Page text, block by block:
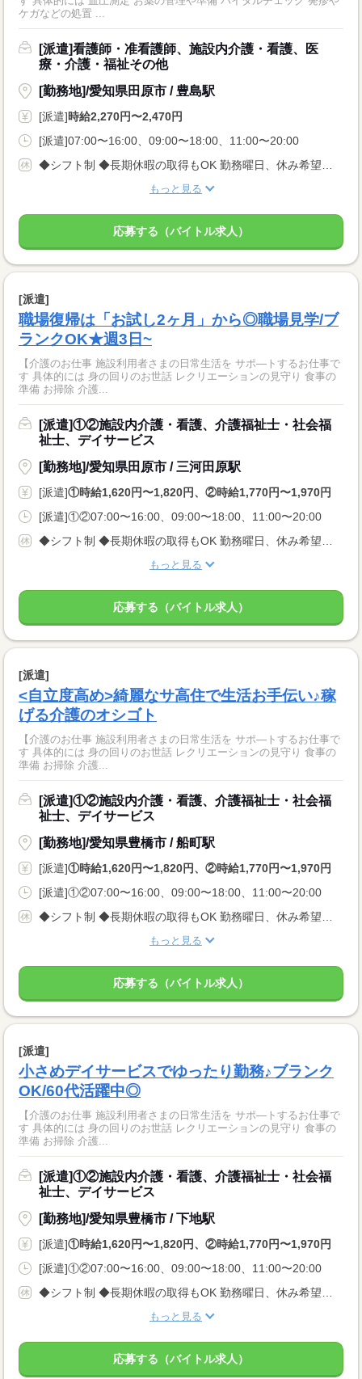
ケガなどの処置 ...
[派遣]看護師・准看護師、施設内介護・看護、医
療・介護・福祉その他
[勤務地]/愛知県田原市 / 豊島駅
[派遣]時給2,270円〜2,470円
[派遣]07:00〜16:00、09:00〜18:00、11:00〜20:00
◆シフト制 ◆長期休暇の取得もOK 勤務曜日、休み希望はお気軽にご相談ください。 やむを得ない急なお休みにも理解のある職場です。
もっと見る
応募する（バイトル求人）
[派遣]
職場復帰は「お試し2ヶ月」から◎職場見学/ブ
ランクOK★週3日~
【介護のお仕事 施設利用者さまの日常生活を サポ—トするお仕事で
す 具体的には 身の回りのお世話 レクリエーションの見守り 食事の
準備 お掃除 介護...
[派遣]①②施設内介護・看護、介護福祉士・社会福
祉士、デイサービス
[勤務地]/愛知県田原市 / 三河田原駅
[派遣]①時給1,620円〜1,820円、②時給1,770円〜1,970円
[派遣]①②07:00〜16:00、09:00〜18:00、11:00〜20:00
◆シフト制 ◆長期休暇の取得もOK 勤務曜日、休み希望はお気軽にご相談ください。 やむを得ない急なお休みにも理解のある職場です。
もっと見る
応募する（バイトル求人）
[派遣]
<自立度高め>綺麗なサ高住で生活お手伝い♪稼
げる介護のオシゴト
【介護のお仕事 施設利用者さまの日常生活を サポ—トするお仕事で
す 具体的には 身の回りのお世話 レクリエーションの見守り 食事の
準備 お掃除 介護...
[派遣]①②施設内介護・看護、介護福祉士・社会福
祉士、デイサービス
[勤務地]/愛知県豊橋市 / 船町駅
[派遣]①時給1,620円〜1,820円、②時給1,770円〜1,970円
[派遣]①②07:00〜16:00、09:00〜18:00、11:00〜20:00
◆シフト制 ◆長期休暇の取得もOK 勤務曜日、休み希望はお気軽にご相談ください。 やむを得ない急なお休みにも理解のある職場です。
もっと見る
応募する（バイトル求人）
[派遣]
小さめデイサービスでゆったり勤務♪ブランク
OK/60代活躍中◎
【介護のお仕事 施設利用者さまの日常生活を サポ—トするお仕事で
す 具体的には 身の回りのお世話 レクリエーションの見守り 食事の
準備 お掃除 介護...
[派遣]①②施設内介護・看護、介護福祉士・社会福
祉士、デイサービス
[勤務地]/愛知県豊橋市 / 下地駅
[派遣]①時給1,620円〜1,820円、②時給1,770円〜1,970円
[派遣]①②07:00〜16:00、09:00〜18:00、11:00〜20:00
◆シフト制 ◆長期休暇の取得もOK 勤務曜日、休み希望はお気軽にご相談ください。 やむを得ない急なお休みにも理解のある職場です。
もっと見る
応募する（バイトル求人）